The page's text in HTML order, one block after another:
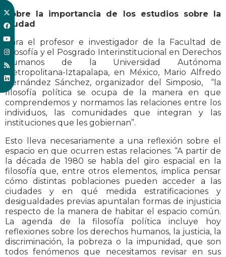
Sobre la importancia de los estudios sobre la
ciudad
Para el profesor e investigador de la Facultad de
Filosofía y el Posgrado Interinstitucional en Derechos
Humanos de la Universidad Autónoma
Metropolitana-Iztapalapa, en México, Mario Alfredo
Hernández Sánchez, organizador del Simposio, “la
filosofía política se ocupa de la manera en que
comprendemos y normamos las relaciones entre los
individuos, las comunidades que integran y las
instituciones que les gobiernan”.
Esto lleva necesariamente a una reflexión sobre el
espacio en que ocurren estas relaciones. “A partir de
la década de 1980 se habla del giro espacial en la
filosofía que, entre otros elementos, implica pensar
cómo distintas poblaciones pueden acceder a las
ciudades y en qué medida estratificaciones y
desigualdades previas apuntalan formas de injusticia
respecto de la manera de habitar el espacio común.
La agenda de la filosofía política incluye hoy
reflexiones sobre los derechos humanos, la justicia, la
discriminación, la pobreza o la impunidad, que son
todos fenómenos que necesitamos revisar en sus